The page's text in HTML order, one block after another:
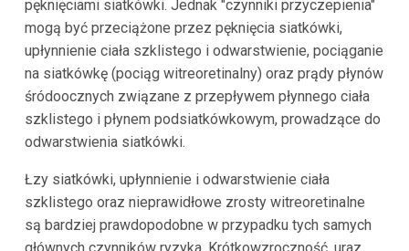
pęknięciami siatkówki. Jednak "czynniki przyczepienia"
mogą być przeciążone przez pęknięcia siatkówki,
upłynnienie ciała szklistego i odwarstwienie, pociąganie
na siatkówkę (pociąg witreoretinalny) oraz prądy płynów
śródoocznych związane z przepływem płynnego ciała
szklistego i płynem podsiatkówkowym, prowadzące do
odwarstwienia siatkówki.
Łzy siatkówki, upłynnienie i odwarstwienie ciała
szklistego oraz nieprawidłowe zrosty witreoretinalne
są bardziej prawdopodobne w przypadku tych samych